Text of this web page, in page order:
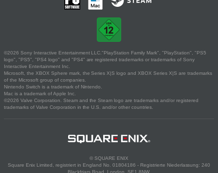
©2026 Sony Interactive Entertainment LLC."PlayStation Family Mark", "PlayStation", "PS5
logo", "PS5", "PS4 logo" and "PS4" are registered trademarks or trademarks of Sony
Interactive Entertainment Inc.
Microsoft, the XBOX Sphere mark, the Series X|S logo and XBOX Series X|S are trademarks
of the Microsoft group of companies.
Nintendo Switch is a trademark of Nintendo.
Mac is a trademark of Apple Inc.
©2026 Valve Corporation. Steam and the Steam logo are trademarks and/or registered
trademarks of Valve Corporation in the U.S. and/or other countries.
© SQUARE ENIX
Square Enix Limited, registriert in England No. 01804186 - Registrierte Niederlassung: 240
Blackfriars Road, London, SE1 8NW.